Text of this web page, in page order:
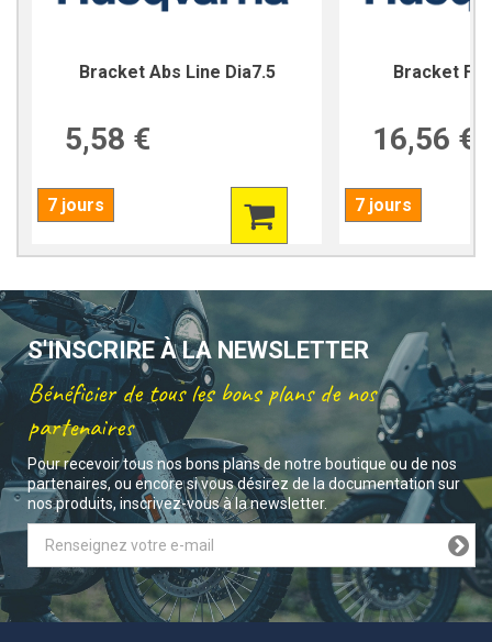
Bracket Abs Line Dia7.5
5,58 €
7 jours
Bracket
16,56 €
7 jours
S'INSCRIRE À LA NEWSLETTER
Bénéficier de tous les bons plans de nos
partenaires
Pour recevoir tous nos bons plans de notre boutique ou de nos
partenaires, ou encore si vous désirez de la documentation sur
nos produits, inscrivez-vous à la newsletter.